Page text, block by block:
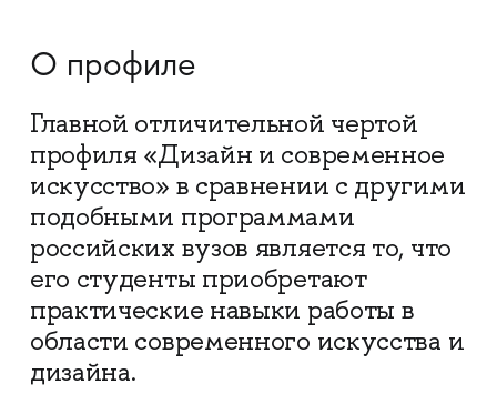
О профиле
Главной отличительной чертой
профиля «Дизайн и современное
искусство» в сравнении с другими
подобными программами
российских вузов является то, что
его студенты приобретают
практические навыки работы в
области современного искусства и
дизайна.